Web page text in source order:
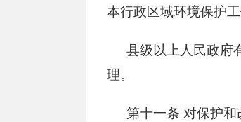
本行政区域环境保护
县级以上人民政府
理。
第十一条 对保护和